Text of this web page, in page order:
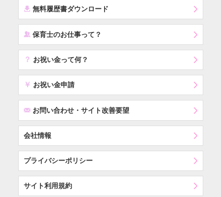
í 無料履歴書ダウンロード
‰ 保育士のお仕事って？
？ お祝い金って何？
￥ お祝い金申請
Fお問い合わせ・サイト改善要望
会社情報
プライバシーポリシー
サイト利用規約